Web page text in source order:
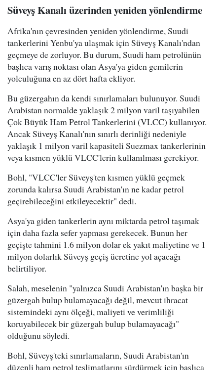
Süveyş Kanalı üzerinden yeniden yönlendirme
Afrika'nın çevresinden yeniden yönlendirme, Suudi
tankerlerini Yenbu'ya ulaşmak için Süveyş Kanalı'ndan
geçmeye de zorluyor. Bu durum, Suudi ham petrolünün
başlıca varış noktası olan Asya'ya giden gemilerin
yolculuğuna en az dört hafta ekliyor.
Bu güzergahın da kendi sınırlamaları bulunuyor. Suudi
Arabistan normalde yaklaşık 2 milyon varil taşıyabilen
Çok Büyük Ham Petrol Tankerlerini (VLCC) kullanıyor.
Ancak Süveyş Kanalı'nın sınırlı derinliği nedeniyle
yaklaşık 1 milyon varil kapasiteli Suezmax tankerlerinin
veya kısmen yüklü VLCC'lerin kullanılması gerekiyor.
Bohl, "VLCC'ler Süveyş'ten kısmen yüklü geçmek
zorunda kalırsa Suudi Arabistan'ın ne kadar petrol
geçirebileceğini etkileyecektir" dedi.
Asya'ya giden tankerlerin aynı miktarda petrol taşımak
için daha fazla sefer yapması gerekecek. Bunun her
geçişte tahmini 1.6 milyon dolar ek yakıt maliyetine ve 1
milyon dolarlık Süveyş geçiş ücretine yol açacağı
belirtiliyor.
Salah, meselenin "yalnızca Suudi Arabistan'ın başka bir
güzergah bulup bulamayacağı değil, mevcut ihracat
sistemindeki aynı ölçeği, maliyeti ve verimliliği
koruyabilecek bir güzergah bulup bulamayacağı"
olduğunu söyledi.
Bohl, Süveyş'teki sınırlamaların, Suudi Arabistan'ın
düzenli ham petrol teslimatlarını sürdürmek için başlıca